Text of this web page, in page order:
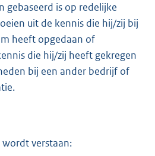
gebaseerd is op redelijke
uit de kennis die hij/zij bij
heeft opgedaan of
die hij/zij heeft gekregen
bij een ander bedrijf of
verstaan: